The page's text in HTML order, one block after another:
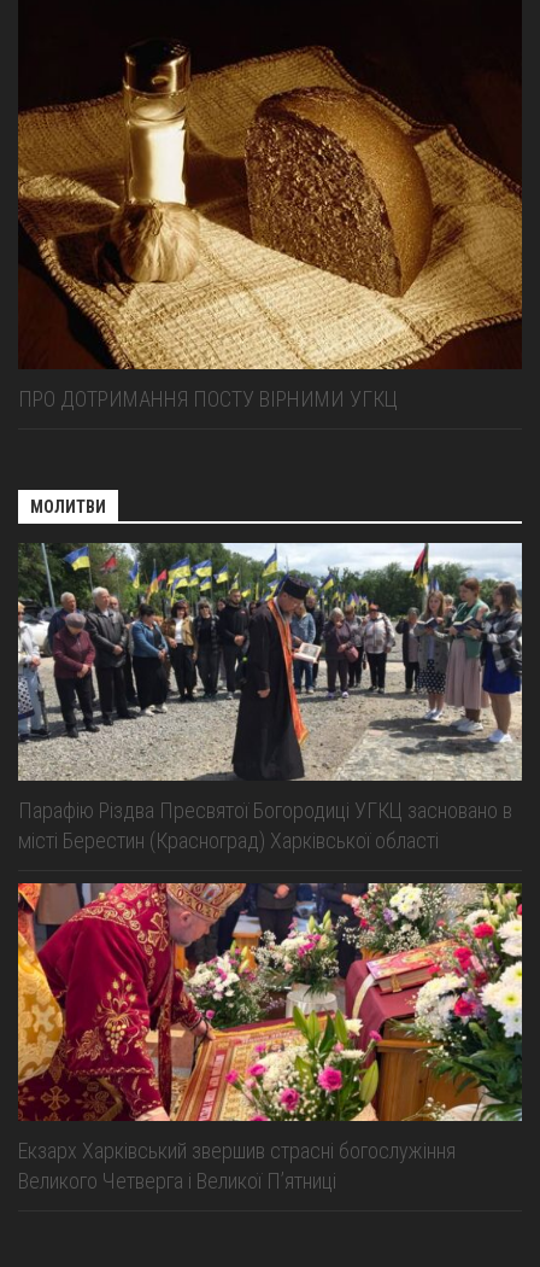
ПРО ДОТРИМАННЯ ПОСТУ ВІРНИМИ УГКЦ
МОЛИТВИ
Парафію Різдва Пресвятої Богородиці УГКЦ засновано в
місті Берестин (Красноград) Харківської області
Екзарх Харківський звершив страсні богослужіння
Великого Четверга і Великої Пʼятниці